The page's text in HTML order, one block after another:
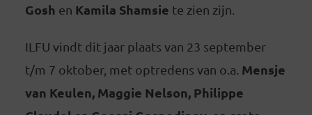
Gosh en Kamila Shamsie te zien zijn.
ILFU vindt dit jaar plaats van 23 september
t/m 7 oktober, met optredens van o.a. Mensje
van Keulen, Maggie Nelson, Philippe